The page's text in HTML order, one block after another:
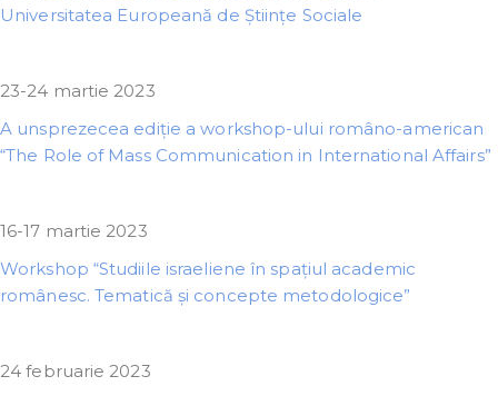
Universitatea Europeană de Științe Sociale
23-24 martie 2023
A unsprezecea ediție a workshop-ului româno-american
“The Role of Mass Communication in International Affairs”
16-17 martie 2023
Workshop “Studiile israeliene în spațiul academic
românesc. Tematică și concepte metodologice”
24 februarie 2023